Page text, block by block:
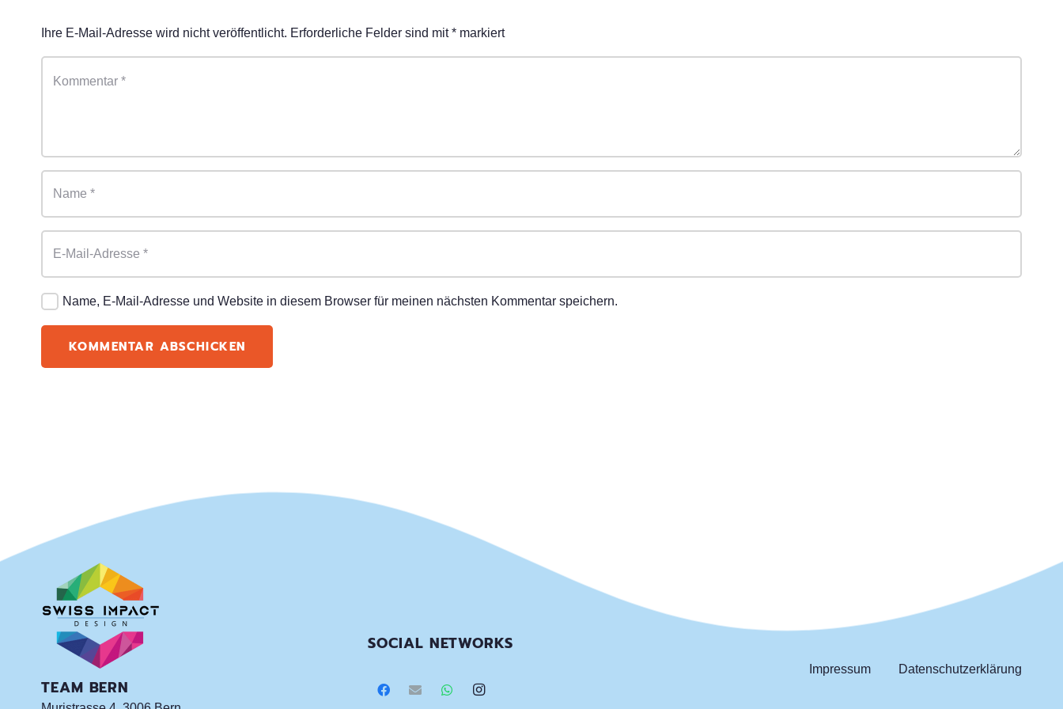
Ihre E-Mail-Adresse wird nicht veröffentlicht. Erforderliche Felder sind mit* markiert
Name, E-Mail-Adresse und Website in diesem Browser für meinen nächsten Kommentar speichern.
KOMMENTAR ABSCHICKEN
TEAM BERN
SOCIAL NETWORKS
Impressum Datenschutzerklärung